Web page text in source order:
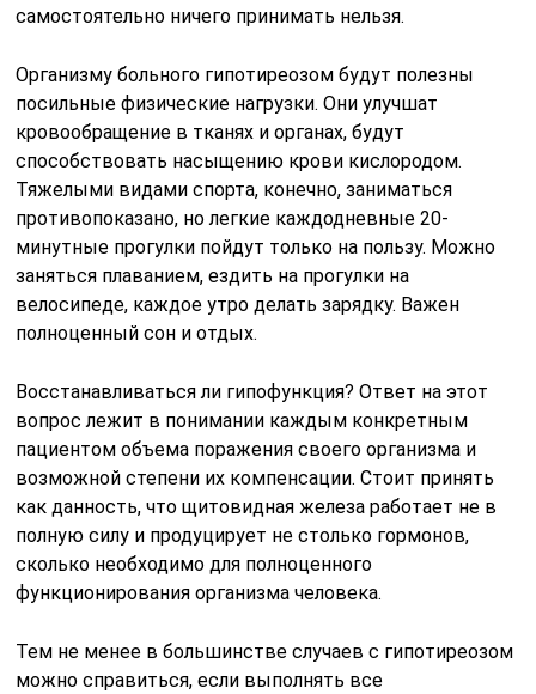
самостоятельно ничего принимать нельзя.
Организму больного гипотиреозом будут полезны
посильные физические нагрузки. Они улучшат
кровообращение в тканях и органах, будут
способствовать насыщению крови кислородом.
Тяжелыми видами спорта, конечно, заниматься
противопоказано, но легкие каждодневные 20-
минутные прогулки пойдут только на пользу. Можно
заняться плаванием, ездить на прогулки на
велосипеде, каждое утро делать зарядку. Важен
полноценный сон и отдых.
Восстанавливаться ли гипофункция? Ответ на этот
вопрос лежит в понимании каждым конкретным
пациентом объема поражения своего организма и
возможной степени их компенсации. Стоит принять
как данность, что щитовидная железа работает не в
полную силу и продуцирует не столько гормонов,
сколько необходимо для полноценного
функционирования организма человека.
Тем не менее в большинстве случаев с гипотиреозом
можно справиться, если выполнять все